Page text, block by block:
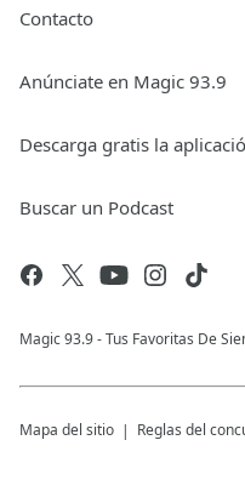
Contacto
Anúnciate en Magic 93.9
Descarga gratis la
Buscar un Podcast
Magic 93.9 - Tus Favoritas De
Mapa del sitio Reglas del